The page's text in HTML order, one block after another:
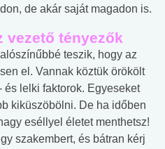
de akár saját magadon is.
vezető tényezők
teszik, hogy az
el. Vannak köztük örökölt
és lelki faktorok. Egyeseket
kiküszöbölni. De ha időben
eséllyel életet menthetsz!
szakembert, és bátran kérj